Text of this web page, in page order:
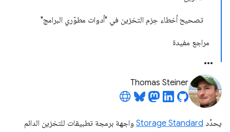
تصحيح أخطاء حِزم التخزين في "أدوات مطوّري البرامج"
مراجع مفيدة
Thomas Steiner
يحدِّد Storage Standard واجهة برمجة تطبيقات للتخزين الدائم